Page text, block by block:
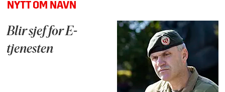
NYTT OM NAVN
Blir sjef for E-
tjenesten